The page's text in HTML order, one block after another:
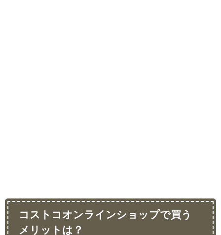
コストコオンラインショップで買う
メリットは？